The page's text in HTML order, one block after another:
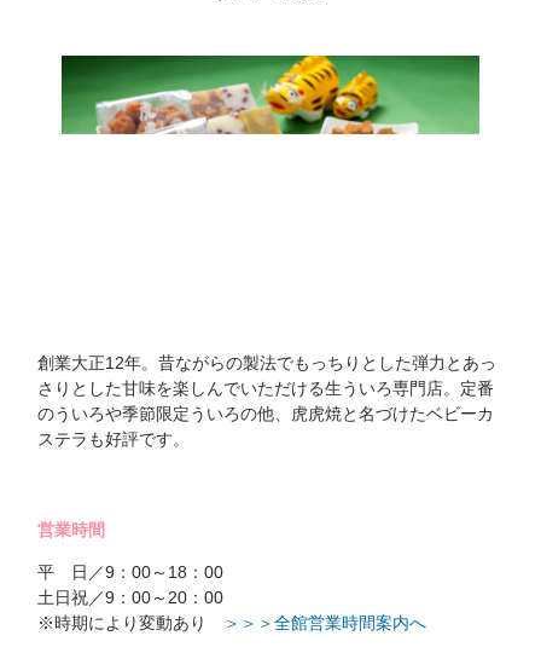
創業大正12年。昔ながらの製法でもっちりとした弾力とあっ
さりとした甘味を楽しんでいただける生ういろ専門店。定番
のういろや季節限定ういろの他、虎虎焼と名づけたベビーカ
ステラも好評です。
営業時間
平 日／9：00～18：00
土日祝／9：00～20：00
※時期により変動あり
＞＞＞全館営業時間案内へ